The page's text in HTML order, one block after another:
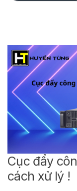
Cục đẩy
cách xử lý !